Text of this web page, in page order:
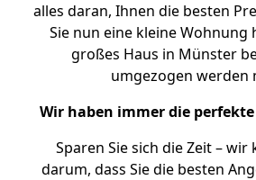
alles daran, Ihnen die besten
Sie nun eine kleine Wohnung
großes Haus in Münster
umgezogen werden
Wir haben immer die
Sparen Sie sich die Zeit –
darum, dass Sie die besten